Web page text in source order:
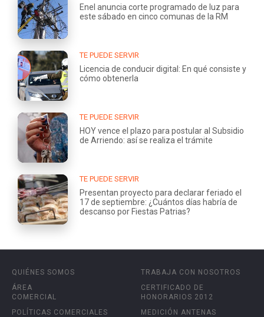
Enel anuncia corte programado de luz para
este sábado en cinco comunas de la RM
TE PUEDE SERVIR
Licencia de conducir digital: En qué consiste y
cómo obtenerla
TE PUEDE SERVIR
HOY vence el plazo para postular al Subsidio
de Arriendo: así se realiza el trámite
TE PUEDE SERVIR
Presentan proyecto para declarar feriado el
17 de septiembre: ¿Cuántos días habría de
descanso por Fiestas Patrias?
QUIÉNES SOMOS
ÁREA
COMERCIAL
POLÍTICAS COMERCIALES
TRABAJA CON NOSOTROS
CERTIFICADO DE
HONORARIOS 2012
MEDICIÓN ANTENAS